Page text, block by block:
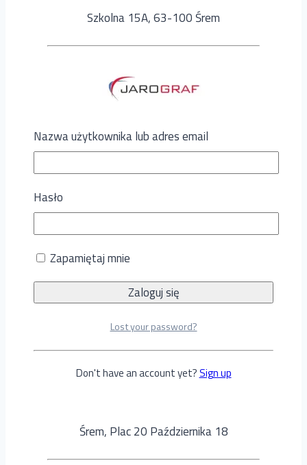
Szkolna 15A, 63-100 Śrem
Jarograf
Pracownia Złotnicza Beata Kubicka
Śrem, Plac 20 Października 18
Nazwa użytkownika lub adres email
Hasło
Zapamiętaj mnie
Lost your password?
Don't have an account yet?Sign up